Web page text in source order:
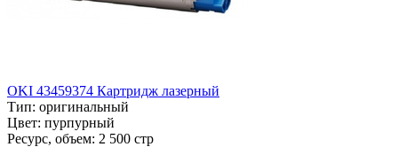
OKI 43459374 Картридж лазерный
Тип: оригинальный
Цвет: пурпурный
Ресурс, объем: 2 500 стр